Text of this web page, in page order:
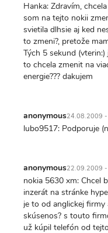
Hanka: Zdravím,
som na tejto nokii
svietila dlhsie aj ked
to zmeni?, pretože
Tých 5 sekund
to chcela zmenit na
energie??? dakujem
anonymous24.08.2009
lubo9517: Podporuje
anonymous22.09.2009
nokia 5630 xm: Chcel
inzerát na stránke
je to od anglickej
skúsenos? s touto
už kúpil telefón od